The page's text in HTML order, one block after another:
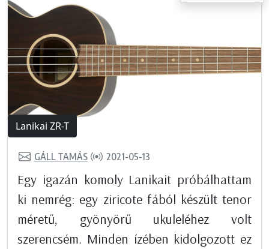
Lanikai ZR-T
GÁLL TAMÁS 2021-05-13
Egy igazán komoly Lanikait próbálhattam
ki nemrég: egy ziricote fából készült tenor
méretű, gyönyörű ukuleléhez volt
szerencsém. Minden ízében kidolgozott ez